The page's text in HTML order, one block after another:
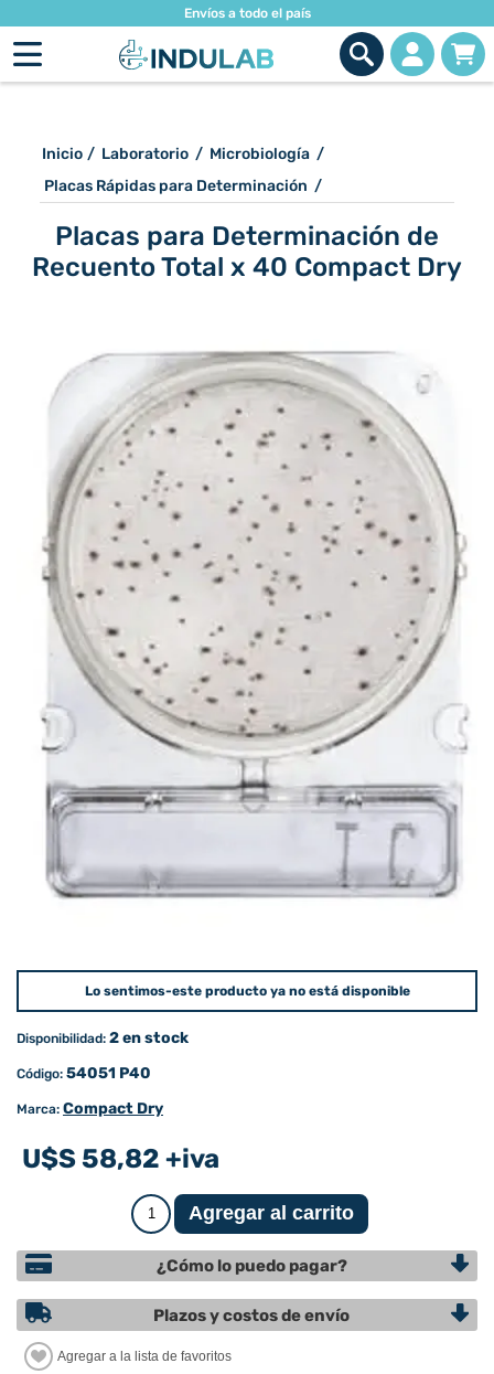
Envíos a todo el país
Inicio / Laboratorio / Microbiología /
Placas Rápidas para Determinación /
Placas para Determinación de
Recuento Total x 40 Compact Dry
Lo sentimos-este producto ya no está disponible
Disponibilidad: 2 en stock
Código: 54051 P40
Marca: Compact Dry
U$S 58,82 +iva
¿Cómo lo puedo pagar?
Plazos y costos de envío